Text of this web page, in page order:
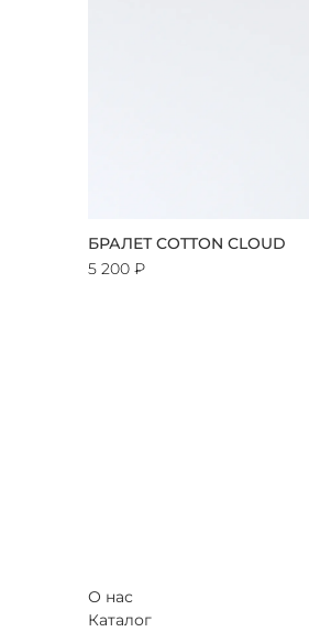
БРАЛЕТ COTTON CLOUD
5 200 ₽
О нас
Каталог